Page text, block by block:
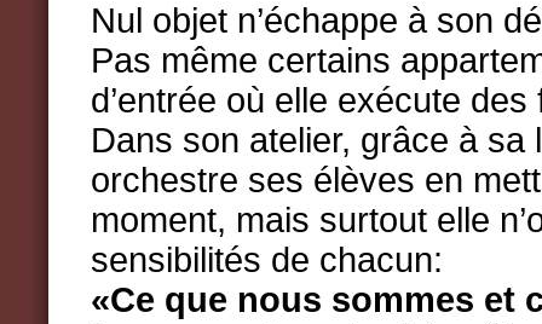
Nul objet n’échappe à son
Pas même certains
d’entrée où elle exécute
Dans son atelier, grâce à
orchestre ses élèves en
moment, mais surtout elle
sensibilités de chacun:
«Ce que nous sommes et